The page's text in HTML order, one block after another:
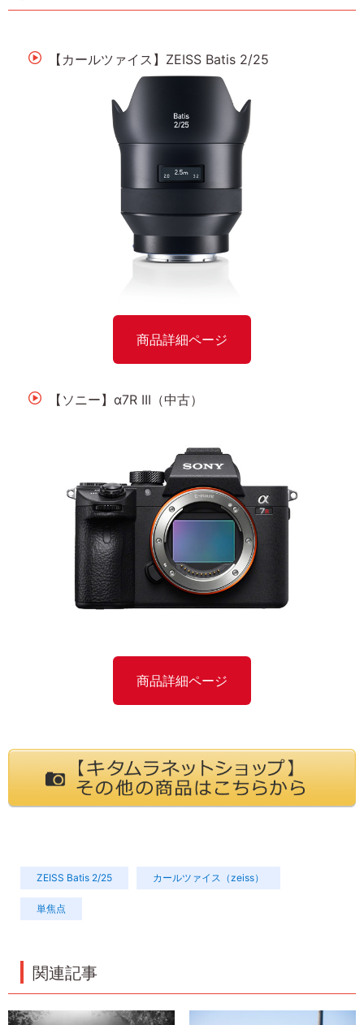
【カールツァイス】ZEISS Batis 2/25
商品詳細ページ
【ソニー】α7R III（中古）
商品詳細ページ
ZEISS Batis 2/25 カールツァイス（zeiss）
単焦点
関連記事